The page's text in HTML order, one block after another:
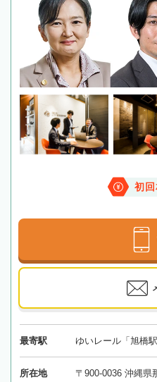
初
最寄駅 ゆいレール「旭橋
所在地 〒900-0036 沖縄県